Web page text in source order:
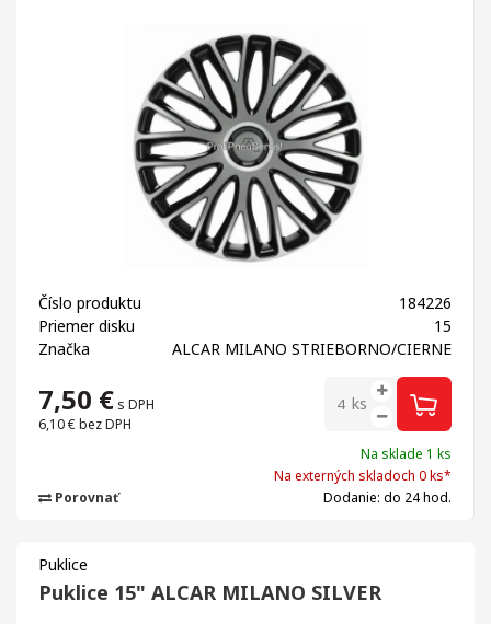
Číslo produktu
184226
Priemer disku
15
Značka
ALCAR MILANO STRIEBORNO/CIERNE
7,50 € s DPH
6,10 € bez DPH
ks
Na sklade 1 ks
Na externých skladoch 0 ks*
Dodanie: do 24 hod.
Porovnať
Puklice
Puklice 15" ALCAR MILANO SILVER